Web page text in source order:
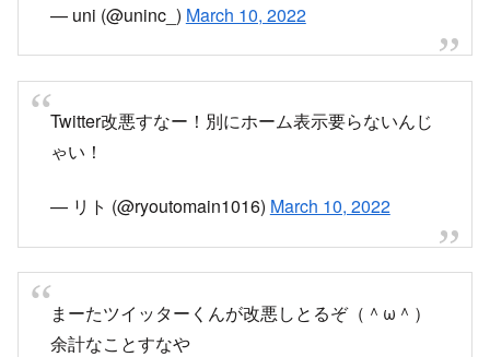
— uni (@uninc_) March 10, 2022
Twitter改悪すなー！別にホーム表示要らないんじ
ゃい！
— リト (@ryoutomain1016) March 10, 2022
まーたツイッターくんが改悪しとるぞ（＾ω＾）
余計なことすなや